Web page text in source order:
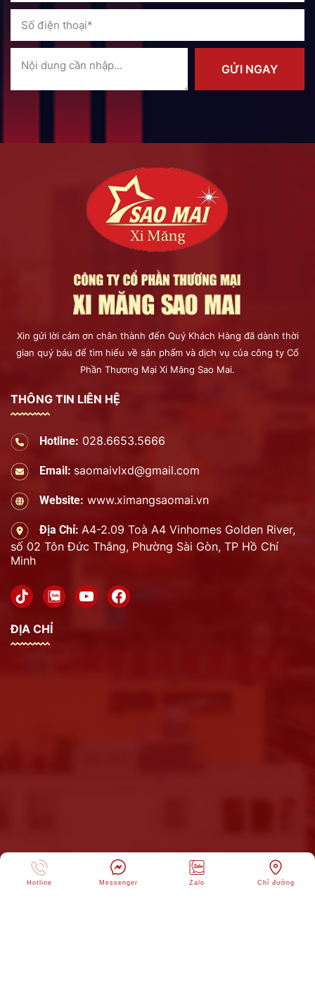
GỬI NGAY
Xin gửi lời cảm ơn chân thành đến Quý Khách Hàng đã dành thời
gian quý báu để tìm hiểu về sản phẩm và dịch vụ của công ty Cổ
Phần Thương Mại Xi Măng Sao Mai.
THÔNG TIN LIÊN HỆ
Hotline: 028.6653.5666
Email: saomaivlxd@gmail.com
Website: www.ximangsaomai.vn
Địa Chỉ: A4-2.09 Toà A4 Vinhomes Golden River,
số 02 Tôn Đức Thắng, Phường Sài Gòn, TP Hồ Chí
Minh
ĐỊA CHỈ
CÔNG TY CỔ PHẦN THƯƠNG MẠI XI
Hotline Messenger Zalo Chỉ đường